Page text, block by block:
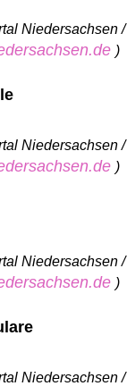
Niedersachsen /
)
Niedersachsen /
)
Niedersachsen /
)
Niedersachsen /